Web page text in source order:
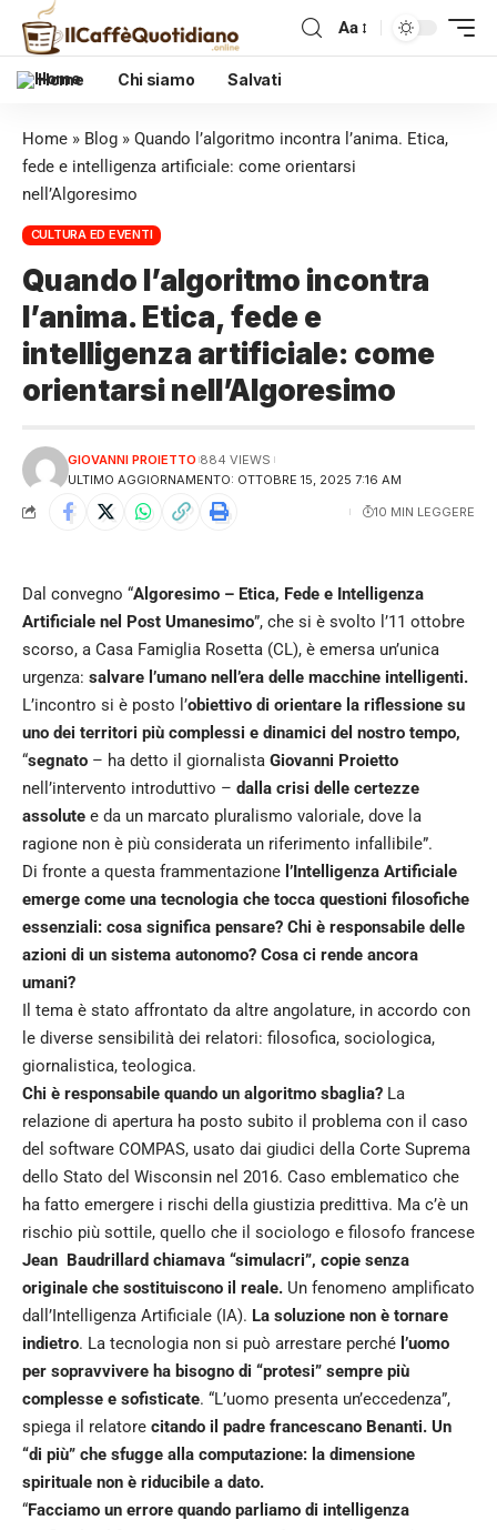
Aa
Home Chi siamo Salvati
Home » Blog » Quando l’algoritmo incontra l’anima. Etica,
fede e intelligenza artificiale: come orientarsi
nell’Algoresimo
CULTURA ED EVENTI
Quando l’algoritmo incontra
l’anima. Etica, fede e
intelligenza artificiale: come
orientarsi nell’Algoresimo
ULTIMO AGGIORNAMENTO: OTTOBRE 15, 2025 7:16 AM
GIOVANNI PROIETTO 884 VIEWS
10 MIN LEGGERE
Dal convegno “Algoresimo – Etica, Fede e Intelligenza
Artificiale nel Post Umanesimo”, che si è svolto l’11 ottobre
scorso, a Casa Famiglia Rosetta (CL), è emersa un’unica
urgenza: salvare l’umano nell’era delle macchine intelligenti.
L’incontro si è posto l’obiettivo di orientare la riflessione su
uno dei territori più complessi e dinamici del nostro tempo,
“segnato – ha detto il giornalista Giovanni Proietto
nell’intervento introduttivo – dalla crisi delle certezze
assolute e da un marcato pluralismo valoriale, dove la
ragione non è più considerata un riferimento infallibile”.
Di fronte a questa frammentazione l’Intelligenza Artificiale
emerge come una tecnologia che tocca questioni filosofiche
essenziali: cosa significa pensare? Chi è responsabile delle
azioni di un sistema autonomo? Cosa ci rende ancora
umani?
Il tema è stato affrontato da altre angolature, in accordo con
le diverse sensibilità dei relatori: filosofica, sociologica,
giornalistica, teologica.
Chi è responsabile quando un algoritmo sbaglia? La
relazione di apertura ha posto subito il problema con il caso
del software COMPAS, usato dai giudici della Corte Suprema
dello Stato del Wisconsin nel 2016. Caso emblematico che
ha fatto emergere i rischi della giustizia predittiva. Ma c’è un
rischio più sottile, quello che il sociologo e filosofo francese
Jean Baudrillard chiamava “simulacri”, copie senza
originale che sostituiscono il reale. Un fenomeno amplificato
dall’Intelligenza Artificiale (IA). La soluzione non è tornare
indietro. La tecnologia non si può arrestare perché l’uomo
per sopravvivere ha bisogno di “protesi” sempre più
complesse e sofisticate. “L’uomo presenta un’eccedenza”,
spiega il relatore citando il padre francescano Benanti. Un
“di più” che sfugge alla computazione: la dimensione
spirituale non è riducibile a dato.
“Facciamo un errore quando parliamo di intelligenza